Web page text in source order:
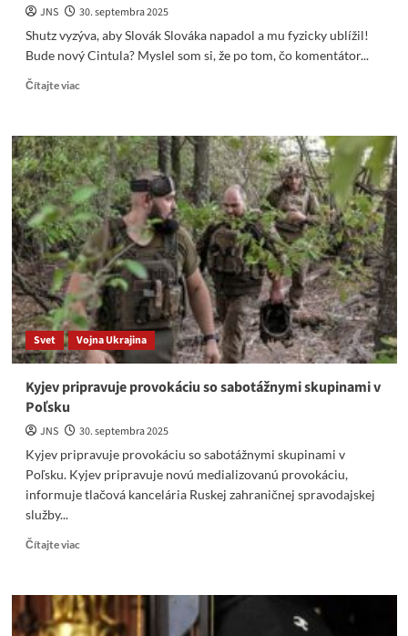
JNS
30. septembra 2025
Shutz vyzýva, aby Slovák Slováka napadol a mu fyzicky ublížil!
Bude nový Cintula? Myslel som si, že po tom, čo komentátor...
Čítajte viacRead
Shutz
vyzýva,
aby
Slovák
Slováka
napadol
a mu
fyzicky
ublížil!
Bude
nový
Cintula?
Svet Vojna Ukrajina
Kyjev pripravuje provokáciu so sabotážnymi skupinami v
Poľsku
JNS
30. septembra 2025
Kyjev pripravuje provokáciu so sabotážnymi skupinami v
Poľsku. Kyjev pripravuje novú medializovanú provokáciu,
informuje tlačová kancelária Ruskej zahraničnej spravodajskej
služby...
Čítajte viacRead
Kyjev
pripravuje
provokáciu